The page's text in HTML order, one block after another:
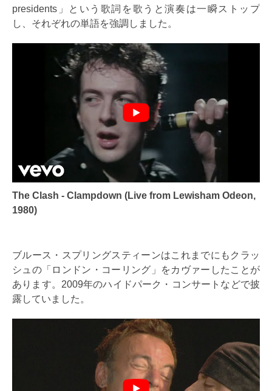
presidents」という歌詞を歌うと演奏は一瞬ストップ
し、それぞれの単語を強調しました。
The Clash - Clampdown (Live from Lewisham Odeon,
1980)
ブルース・スプリングスティーンはこれまでにもクラッ
シュの「ロンドン・コーリング」をカヴァーしたことが
あります。2009年のハイドパーク・コンサートなどで披
露していました。